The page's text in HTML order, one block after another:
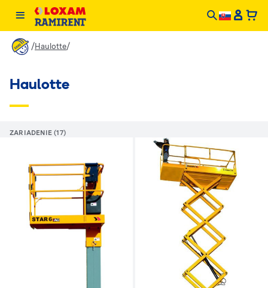
/Haulotte/
Haulotte
ZARIADENIE (17)